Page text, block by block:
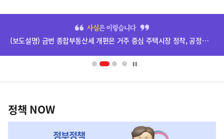
영
(보도설명) 금번 종합부동산세 개편은 거주 중심 주택시장 정착, 공정과세 및 과세형평 제고를 위한 것입니다.
책
NOW,
정책 NOW